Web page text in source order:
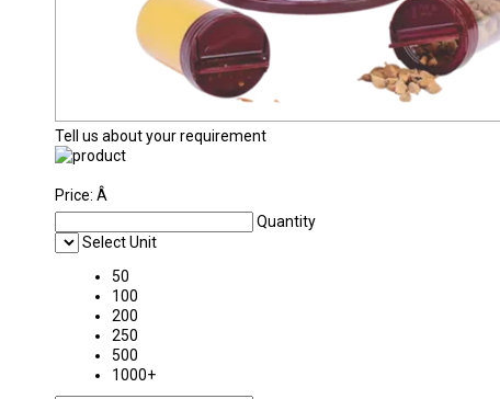
Tell us about your requirement
Price: Â
Quantity
Select Unit
50
100
200
250
500
1000+